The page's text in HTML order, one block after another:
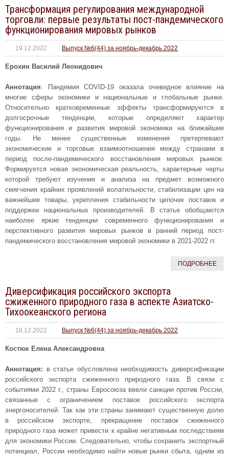
Трансформация регулирования международной
торговли: первые результаты пост-пандемического
функционирования мировых рынков
19.12.2022 Выпуск №6(44) за ноябрь-декабрь 2022
Ерохин Василий Леонидович
Аннотация: Пандемия COVID-19 оказала очевидное влияние на
многие сферы экономики и национальные и глобальные рынки.
Относительно кратковременные эффекты трансформируются в
долгосрочные тенденции, которые определяют характер
функционирования и развития мировой экономики на ближайшие
годы. Не менее существенные изменения претерпевают
экономические и торговые взаимоотношения между странами в
период после-пандемического восстановления мировых рынков.
Формируется новая экономическая реальность, характерные черты
которой требуют изучения и анализа на предмет возможного
смягчения крайних проявлений волатильности, стабилизации цен на
важнейшие товары, укрепления стабильности цепочек поставок и
поддержки национальных производителей. В статье обобщаются
наиболее яркие тенденции современного функционирования и
перспективного развития мировых рынков в ранний период пост-
пандемического восстановления мировой экономики в 2021-2022 гг.
ПОДРОБНЕЕ
Диверсификация российского экспорта
сжиженного природного газа в аспекте Азиатско-
Тихоокеанского региона
18.12.2022 Выпуск №6(44) за ноябрь-декабрь 2022
Костюк Елена Александровна
Аннотация: в статье обусловлена необходимость диверсификации
российского экспорта сжиженного природного газа. В связи с
событиями 2022 г., страны Евросоюза ввели санкции против России,
связанные с ограничением поставок российского экспорта
энергоносителей. Так как эти страны занимают существенную долю
в российском экспорте, прекращение поставок сжиженного
природного газа может привести к крайне негативным последствиям
для экономики России. Следовательно, чтобы сохранить экспортный
потенциал, России необходимо найти новые рынки сбыта, одним из